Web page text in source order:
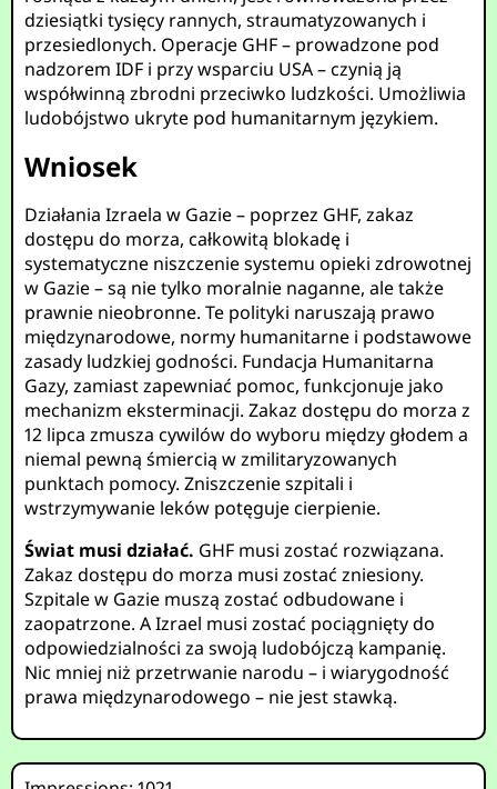
dziesiątki tysięcy rannych, straumatyzowanych i
przesiedlonych. Operacje GHF – prowadzone pod
nadzorem IDF i przy wsparciu USA – czynią ją
współwinną zbrodni przeciwko ludzkości. Umożliwia
ludobójstwo ukryte pod humanitarnym językiem.
Wniosek
Działania Izraela w Gazie – poprzez GHF, zakaz
dostępu do morza, całkowitą blokadę i
systematyczne niszczenie systemu opieki zdrowotnej
w Gazie – są nie tylko moralnie naganne, ale także
prawnie nieobronne. Te polityki naruszają prawo
międzynarodowe, normy humanitarne i podstawowe
zasady ludzkiej godności. Fundacja Humanitarna
Gazy, zamiast zapewniać pomoc, funkcjonuje jako
mechanizm eksterminacji. Zakaz dostępu do morza z
12 lipca zmusza cywilów do wyboru między głodem a
niemal pewną śmiercią w zmilitaryzowanych
punktach pomocy. Zniszczenie szpitali i
wstrzymywanie leków potęguje cierpienie.
Świat musi działać. GHF musi zostać rozwiązana.
Zakaz dostępu do morza musi zostać zniesiony.
Szpitale w Gazie muszą zostać odbudowane i
zaopatrzone. A Izrael musi zostać pociągnięty do
odpowiedzialności za swoją ludobójczą kampanię.
Nic mniej niż przetrwanie narodu – i wiarygodność
prawa międzynarodowego – nie jest stawką.